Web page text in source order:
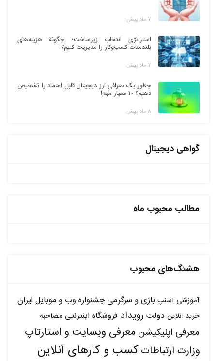
۷ ماه پیش
استراتژی انتخاب زیرساخت؛ چگونه هزینه‌های
بلندمدت کسب‌وکار را مدیریت کنیم؟
۷ ماه پیش
چطور یک صرافی ارز دیجیتال قابل اعتماد را تشخیص
دهیم؟ ۱۰ معیار مهم!
۸ ماه پیش
گواهی دیجیتال
مطالب محبوب ماه
هشتگ‌های محبوب
آموزشی اسنپ بازی و سرگرمی جشنواره وب و موبایل ایران
خرید آنلاین دولت رویداد فروشگاه اینترنتی مصاحبه
معرفی اپلیکیشن معرفی وبسایت و استارتاپ
وزارت ارتباطاتکسب و کارهای آنلاین